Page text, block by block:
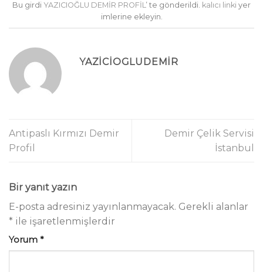
Bu girdi YAZICIOĞLU DEMİR PROFİL’ te gönderildi. kalıcı linki yer
imlerine ekleyin.
YAZICIOGLUDEMIR
Antipaslı Kırmızı Demir
Profil
Demir Çelik Servisi
İstanbul
Bir yanıt yazın
E-posta adresiniz yayınlanmayacak. Gerekli alanlar
* ile işaretlenmişlerdir
Yorum *